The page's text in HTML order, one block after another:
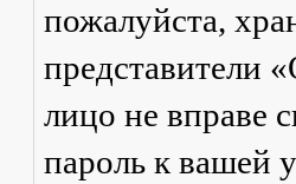
пожалуйста,
представители
лицо не вправе
пароль к вашей